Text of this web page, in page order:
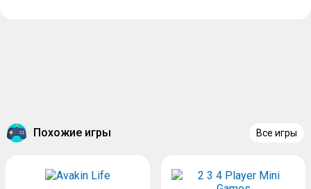
Похожие игры Все игры